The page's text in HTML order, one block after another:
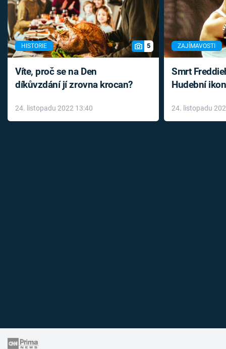
HISTORIE 5
Víte, proč se na Den
díkůvzdání jí zrovna krocan?
24. listopadu 2022 13:40
ZAJÍMAVOSTI
Smrt
Hudební
léky
24. listopadu